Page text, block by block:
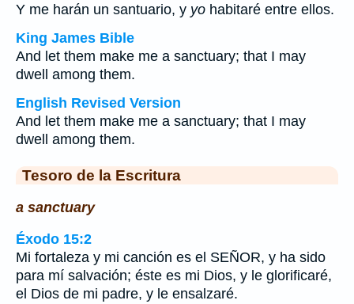
Y me harán un santuario, y yo habitaré entre ellos.
King James Bible
And let them make me a sanctuary; that I may
dwell among them.
English Revised Version
And let them make me a sanctuary; that I may
dwell among them.
Tesoro de la Escritura
a sanctuary
Éxodo 15:2
Mi fortaleza y mi canción es el SEÑOR, y ha sido
para mí salvación; éste es mi Dios, y le glorificaré,
el Dios de mi padre, y le ensalzaré.